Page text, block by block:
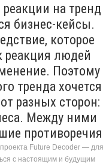
реакции на тренд
бизнес-кейсы.
которое
реакция людей
Поэтому
тренда хочется
разных сторон:
Между ними
противоречия
Future Decoder — для
с настоящим и будущим